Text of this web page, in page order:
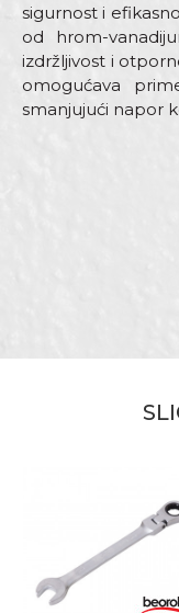
sigurnost i
od hrom-
izdržljivost i
omogućava
smanjujući napor
Anti-spam zaštita -